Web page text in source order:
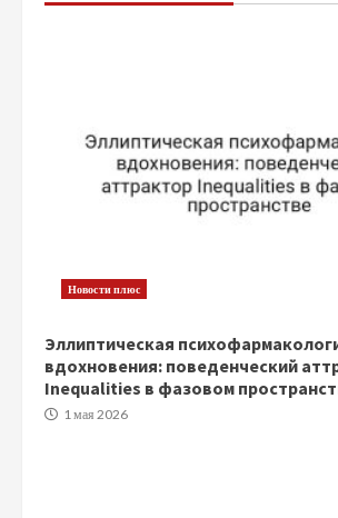
Новости плюс
Эллиптическая
вдохновения: поведенческий
Inequalities в фазовом
1 мая 2026